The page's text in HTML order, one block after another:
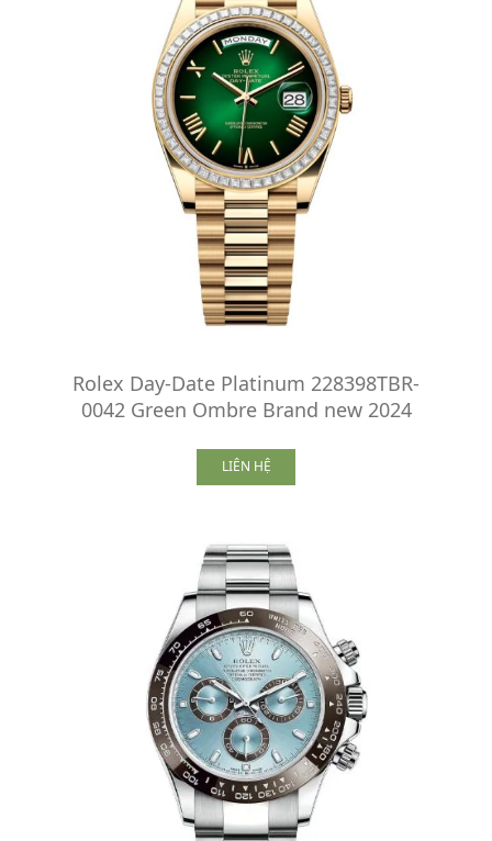
Rolex Day-Date Platinum 228398TBR-
0042 Green Ombre Brand new 2024
LIÊN HỆ